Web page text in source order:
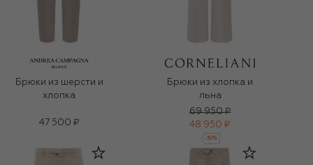
Брюки из шерсти и
хлопка
47 500 ₽
Брюки из хлопка и
льна
69 950 ₽
48 950 ₽
-30%